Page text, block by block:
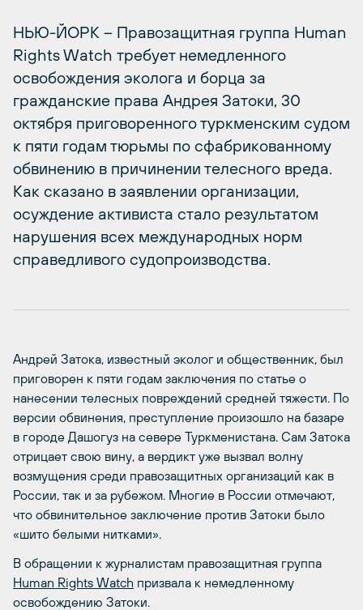
НЬЮ-ЙОРК – Правозащитная группа Human
Rights Watch требует немедленного
освобождения эколога и борца за
гражданские права Андрея Затоки, 30
октября приговоренного туркменским судом
к пяти годам тюрьмы по сфабрикованному
обвинению в причинении телесного вреда.
Как сказано в заявлении организации,
осуждение активиста стало результатом
нарушения всех международных норм
справедливого судопроизводства.
Андрей Затока, известный эколог и общественник, был
приговорен к пяти годам заключения по статье о
нанесении телесных повреждений средней тяжести. По
версии обвинения, преступление произошло на базаре
в городе Дашогуз на севере Туркменистана. Сам Затока
отрицает свою вину, а вердикт уже вызвал волну
возмущения среди правозащитных организаций как в
России, так и за рубежом. Многие в России отмечают,
что обвинительное заключение против Затоки было
«шито белыми нитками».
В обращении к журналистам правозащитная группа
Human Rights Watch призвала к немедленному
освобождению Затоки.